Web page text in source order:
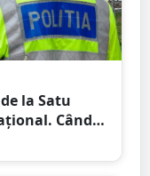
la Satu
Când